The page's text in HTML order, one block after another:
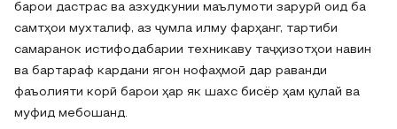
барои дастрас ва азхудкунии маълумоти зарурӣ оид ба
самтҳои мухталиф, аз ҷумла илму фарҳанг, тартиби
самаранок истифодабарии техникаву таҷҳизотҳои навин
ва бартараф кардани ягон нофаҳмоӣ дар раванди
фаъолияти корӣ барои ҳар як шахс бисёр ҳам қулай ва
муфид мебошанд.